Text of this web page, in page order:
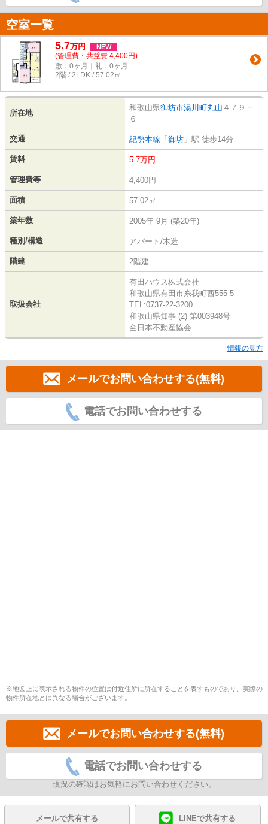
空室一覧
5.7万円 NEW
(管理費・共益費 4,400円)
敷：0ヶ月｜礼：0ヶ月
2階 / 2LDK / 57.02㎡
所在地
和歌山県御坊市湯川町丸山 ４７９－
６
交通 紀勢本線 「 御坊 」駅 徒歩14分
賃料 5.7万円
管理費等 4,400円
面積 57.02㎡
築年数 2005年 9月 (築20年)
種別/構造 アパート/木造
階建 2階建
取扱会社
有田ハウス株式会社
和歌山県有田市糸我町西555-5
TEL:0737-22-3200
和歌山県知事 (2) 第003948号
全日本不動産協会
情報の見方
メールでお問い合わせする(無料)
電話でお問い合わせする
※地図上に表示される物件の位置は付近住所に所在することを表すものであり、実際の
物件所在地とは異なる場合がございます。
メールでお問い合わせする(無料)
電話でお問い合わせする
現況の確認はお気軽にお問い合わせください。
メールで共有する LINEで共有する